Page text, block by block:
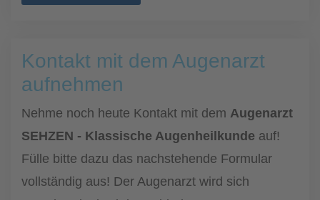
Kontakt mit dem Augenarzt
aufnehmen
Nehme noch heute Kontakt mit dem Augenarzt
SEHZEN - Klassische Augenheilkunde auf!
Fülle bitte dazu das nachstehende Formular
vollständig aus! Der Augenarzt wird sich